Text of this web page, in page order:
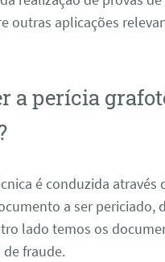
outras aplicações
a perícia
é conduzida
a ser periciado,
lado temos os
de fraude.